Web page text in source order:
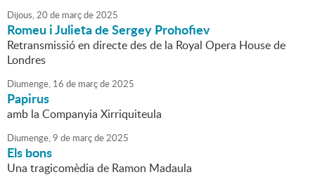
Dijous,20 de marçde2025
Romeu i Julieta de Sergey Prohofiev
Retransmissió en directe des de la Royal Opera House de
Londres
Diumenge, 16 de marçde2025
Papirus
amb la Companyia Xirriquiteula
Diumenge,9 de marçde2025
Els bons
Una tragicomèdia de Ramon Madaula